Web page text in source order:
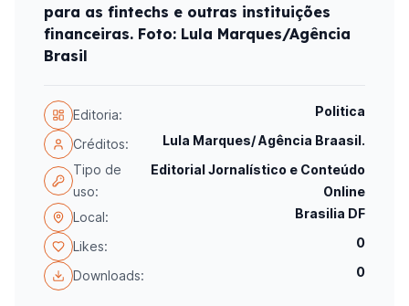
para as fintechs e outras instituições
financeiras. Foto: Lula Marques/Agência
Brasil
Editoria: Politica
Créditos:
Lula Marques/ Agência Braasil.
Tipo de
uso:
Editorial Jornalístico e Conteúdo
Online
Local:
Brasilia DF
Likes: 0
Downloads: 0